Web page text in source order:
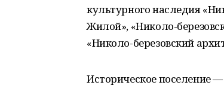
культурного наследия
Жилой», «Николо-
«Николо-березовский
Историческое поселение